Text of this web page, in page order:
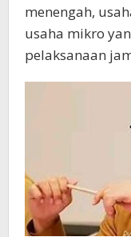
menengah,
usaha mikro
pelaksanaan